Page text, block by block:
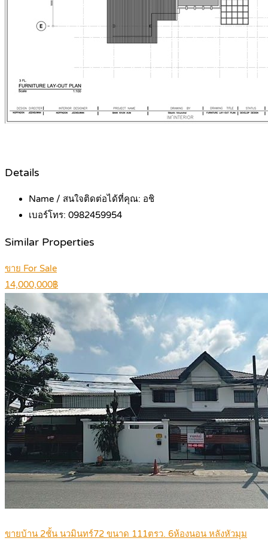
Details
Name / สนใจติดต่อได้ที่คุณ: อชิ
เบอร์โทร: 0982459954
Similar Properties
ขาย For Sale
14,000,000฿
ขายบ้าน 2ชั้น นวมินทร์72 ขนาด 111ตรว. 6ห้องนอน หลังหัวมุม